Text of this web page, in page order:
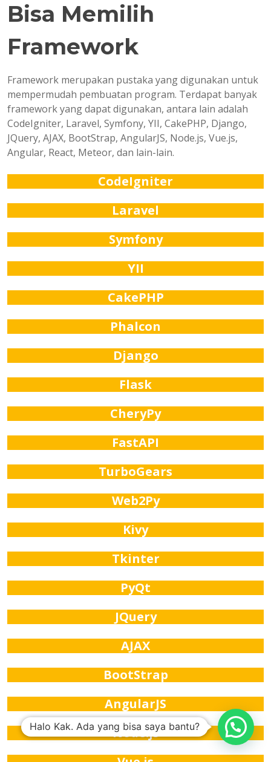
Bisa Memilih
Framework
Framework merupakan pustaka yang digunakan untuk
mempermudah pembuatan program. Terdapat banyak
framework yang dapat digunakan, antara lain adalah
CodeIgniter, Laravel, Symfony, YII, CakePHP, Django,
JQuery, AJAX, BootStrap, AngularJS, Node.js, Vue.js,
Angular, React, Meteor, dan lain-lain.
CodeIgniter
Laravel
Symfony
YII
CakePHP
Phalcon
Django
Flask
CheryPy
FastAPI
TurboGears
Web2Py
Kivy
Tkinter
PyQt
JQuery
AJAX
BootStrap
AngularJS
Node.js
Halo Kak. Ada yang bisa saya bantu?